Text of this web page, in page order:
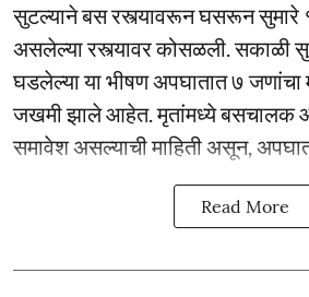
सुटल्याने बस रस्त्यावरून घसरून
असलेल्या रस्त्यावर कोसळली. सकाळी
घडलेल्या या भीषण अपघातात ७
जखमी झाले आहेत. मृतांमध्ये बसचालक
समावेश असल्याची माहिती असून,
Read More